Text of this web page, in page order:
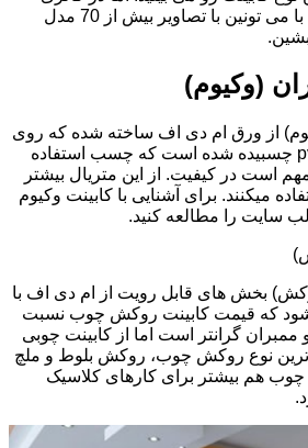
کابینت ام دی اف (MDF) با می تونین با تصاویر بیش از 70 مدل
(وکیوم)
از ورق ام دی اف ساخته شده که روی
آن روکش پی وی سی pvc چسبیده شده است که چسب استفاده
است در کیفیت. از این متریال بیشتر
میکنند. برای آشنایی با کابینت وکیوم
سایت را مطالعه کنید.
بخش های قابل رویت از ام دی اف با
که قیمت کابینت روکش چوب نسبت
گرانتر است اما از کابینت چوبی
ترین نوع روکش چوب، روکش بلوط و ملچ
چوب هم بیشتر برای کارهای کلاسیک